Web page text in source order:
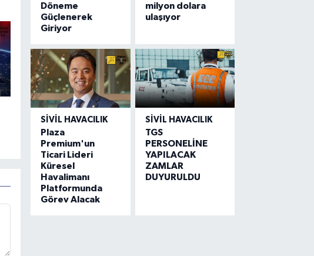
Döneme
Güçlenerek
Giriyor
milyon dolara
ulaşıyor
SIVIL HAVACILIK
Plaza
Premium'un
Ticari Lideri
Küresel
Havalimanı
Platformunda
Görev Alacak
SIVIL HAVACILIK
TGS
PERSONELİNE
YAPILACAK
ZAMLAR
DUYURULDU